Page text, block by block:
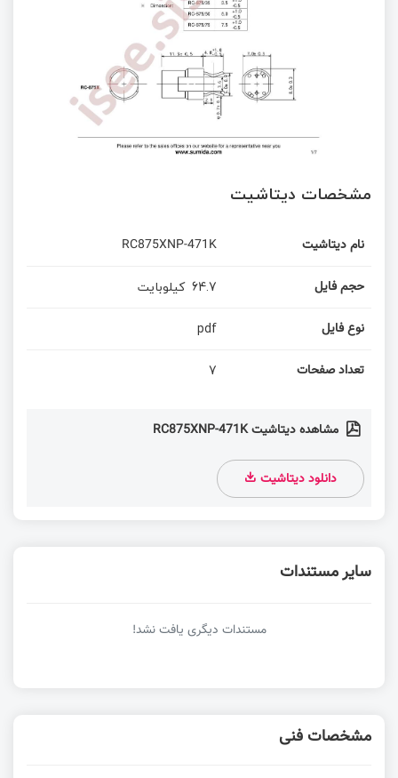
مشخصات دیتاشیت
نام دیتاشیت RC875XNP-471K
حجم فایل 64.7 کیلوبایت
نوع فایل pdf
تعداد صفحات 7
مشاهده دیتاشیت RC875XNP-471K
دانلود دیتاشیت
سایر مستندات
مستندات دیگری یافت نشد!
مشخصات فنی